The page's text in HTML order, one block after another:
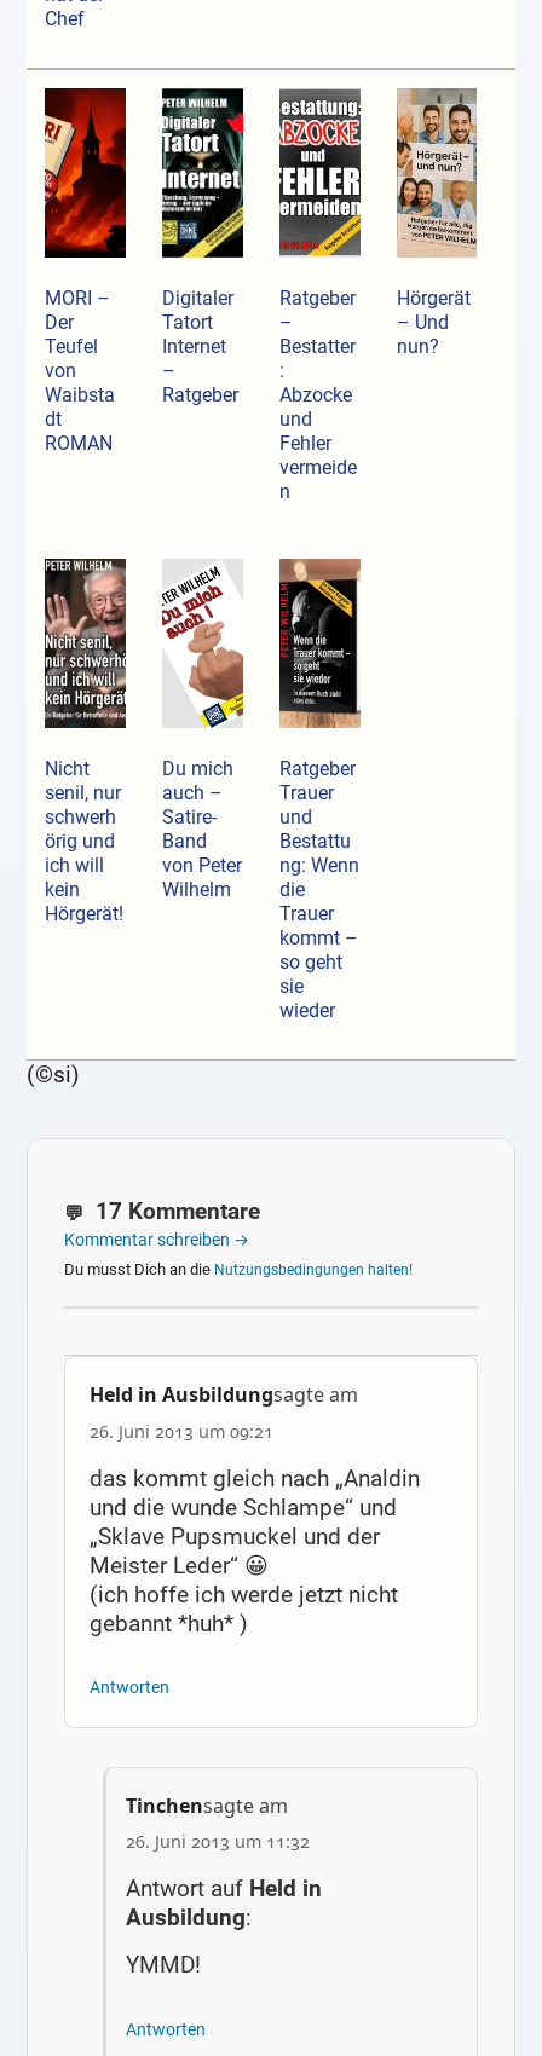
Chef
MORI –
Der
Teufel
von
Waibsta
dt
ROMAN
Digitaler
Tatort
Internet
–
Ratgeber
Ratgeber
–
Bestatter
:
Abzocke
und
Fehler
vermeide
n
Hörgerät
– Und
nun?
Nicht
senil, nur
schwerh
örig und
ich will
kein
Hörgerät!
Du mich
auch –
Satire-
Band
von Peter
Wilhelm
Ratgeber
Trauer
und
Bestattu
ng: Wenn
die
Trauer
kommt –
so geht
sie
wieder
(©si)
17 Kommentare
Kommentar schreiben →
Du musst Dich an die Nutzungsbedingungen halten!
Held in Ausbildungsagte am
26. Juni 2013 um 09:21
das kommt gleich nach „Analdin
und die wunde Schlampe“ und
„Sklave Pupsmuckel und der
Meister Leder“ 😀
(ich hoffe ich werde jetzt nicht
gebannt *huh* )
Antworten
Tinchensagte am
26. Juni 2013 um 11:32
Antwort auf Held in
Ausbildung:
YMMD!
Antworten